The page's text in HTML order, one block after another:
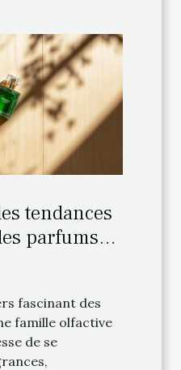
tendances
parfums
fascinant des
famille olfactive
de se